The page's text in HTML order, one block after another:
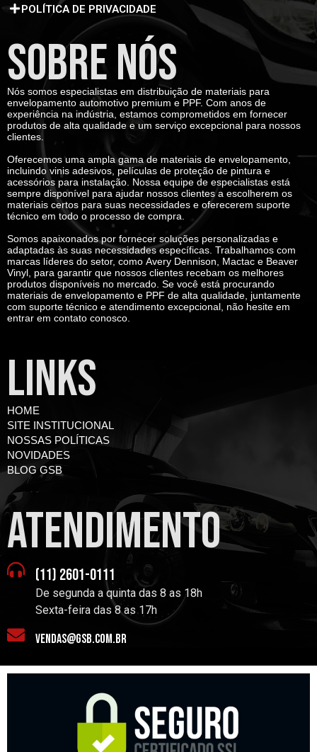
POLÍTICA DE PRIVACIDADE
SOBRE NÓS
Nós somos especialistas em distribuição de materiais para
envelopamento automotivo premium e PPF. Com anos de
experiência na indústria, estamos comprometidos em fornecer
produtos de alta qualidade e um serviço excepcional para nossos
clientes.
Oferecemos uma ampla gama de materiais de envelopamento,
incluindo vinis adesivos, películas de proteção de pintura e
acessórios para instalação. Nossa equipe de especialistas está
sempre disponível para ajudar nossos clientes a escolherem os
materiais certos para suas necessidades e oferecerem suporte
técnico em todo o processo de compra.
Somos apaixonados por fornecer soluções personalizadas e
adaptadas às suas necessidades específicas. Trabalhamos com
marcas líderes do setor, como Avery Dennison, Mactac e Beaver
Vinyl, para garantir que nossos clientes recebam os melhores
produtos disponíveis no mercado. Se você está procurando
materiais de envelopamento e PPF de alta qualidade, juntamente
com suporte técnico e atendimento excepcional, não hesite em
entrar em contato conosco.
LINKS
HOME
SITE INSTITUCIONAL
NOSSAS POLÍTICAS
NOVIDADES
BLOG GSB
atendimento
(11) 2601-0111
De segunda a quinta das 8 as 18h
Sexta-feira das 8 as 17h
vendas@gsb.com.br